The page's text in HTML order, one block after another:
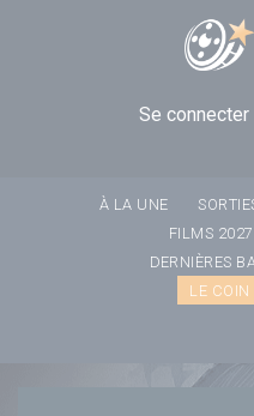
Se connecter
À LA UNE
FILMS 2027
DERNIÈRES
LE COIN
Panneau de gestion des